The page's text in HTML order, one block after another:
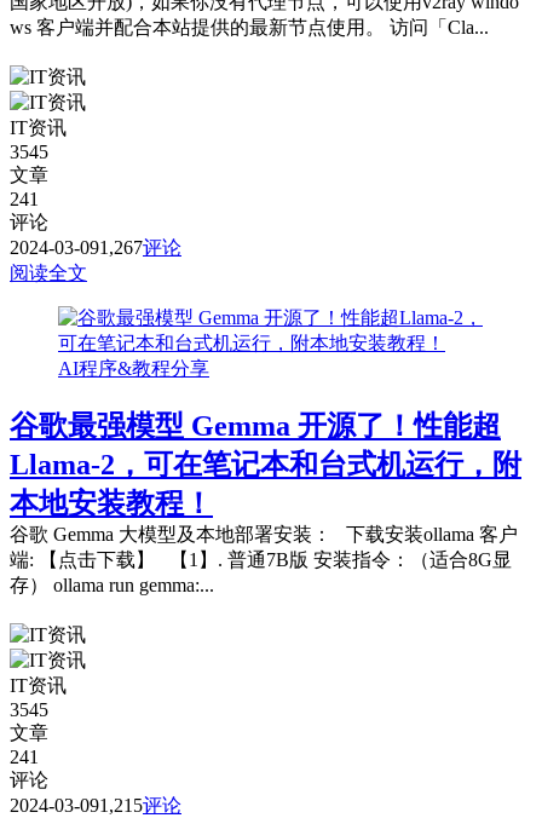
ws 客户端并配合本站提供的最新节点使用。 访问「Cla...
IT资讯
3545
文章
241
评论
2024-03-091,267评论
阅读全文
AI程序&教程分享
谷歌最强模型 Gemma 开源了！性能超
Llama-2，可在笔记本和台式机运行，附
本地安装教程！
谷歌 Gemma 大模型及本地部署安装： 下载安装ollama 客户
端: 【点击下载】 【1】. 普通7B版 安装指令：（适合8G显
存） ollama run gemma:...
IT资讯
3545
文章
241
评论
2024-03-091,215评论